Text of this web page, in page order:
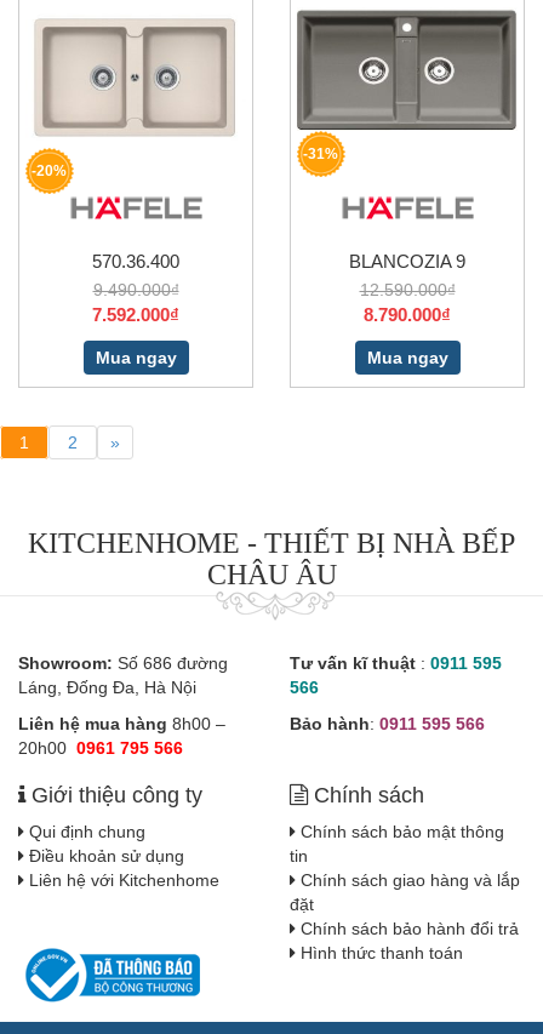
-20%
570.36.400
9.490.000₫
7.592.000₫
Mua ngay
-31%
BLANCOZIA 9
12.590.000₫
8.790.000₫
Mua ngay
1 2 »
KITCHENHOME - THIẾT BỊ NHÀ BẾP
CHÂU ÂU
Showroom: Số 686 đường
Láng, Đống Đa, Hà Nội
Liên hệ mua hàng 8h00 –
20h00 0961 795 566
Tư vấn kĩ thuật : 0911 595
566
Bảo hành: 0911 595 566
Giới thiệu công ty
Qui định chung
Điều khoản sử dụng
Liên hệ với Kitchenhome
Chính sách
Chính sách bảo mật thông
tin
Chính sách giao hàng và lắp
đặt
Chính sách bảo hành đổi trả
Hình thức thanh toán